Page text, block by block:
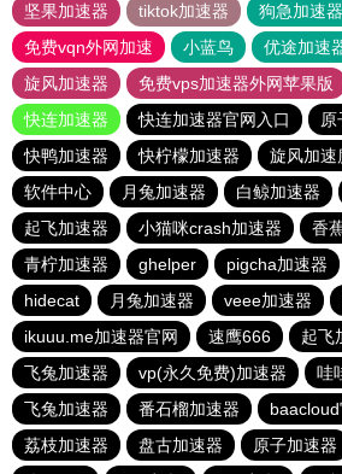
坚果加速器
tiktok加速器
狗急加速
免费vqn外网加速
小蓝鸟 优途加速
旋风加速器
免费vps加速器外网苹果版
快连加速器
快连加速器官网入口
原
快鸭加速器
快柠檬加速器 旋风加速
软件中心
月兔加速器 白鲸加速器
起飞加速器
小猫咪crash加速器
香
青柠加速器
ghelper pigcha加速器
hidecat
月兔加速器 veee加速器
ikuuu.me加速器官网
速鹰666 起飞
飞兔加速器
vp(永久免费)加速器
哇
飞兔加速器
番石榴加速器
荔枝加速器
盘古加速器 原子加速器